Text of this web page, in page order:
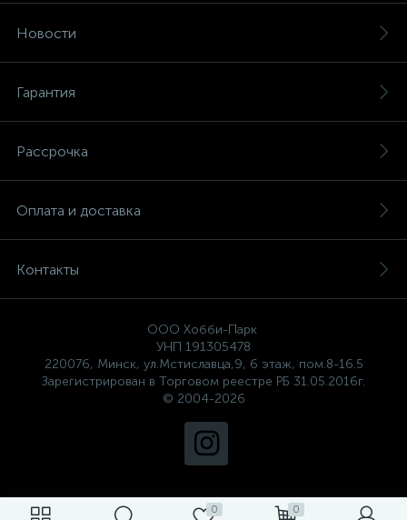
0 0
Новости
Гарантия
Рассрочка
Оплата и доставка
Контакты
ООО Хобби-Парк
УНП 191305478
220076, Минск, ул.Мстиславца,9, 6 этаж, пом.8-16.5
Зарегистрирован в Торговом реестре РБ 31.05.2016г.
© 2004-2026